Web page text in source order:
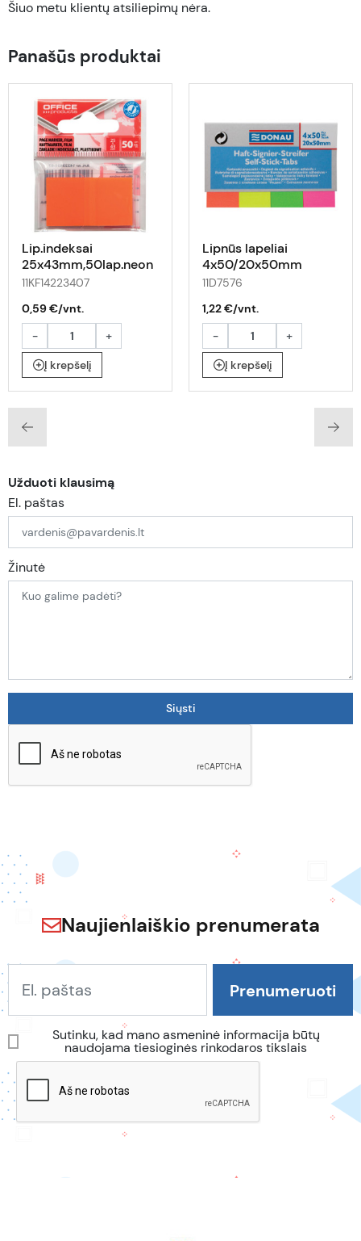
Šiuo metu klientų atsiliepimų nėra.
Panašūs produktai
Lip.indeksai
25x43mm,50lap.neon
or.OFFp*
11KF14223407
0,59 €/vnt.
-
+
Į krepšelį
Lipnūs lapeliai
4x50/20x50mm
11D7576
1,22 €/vnt.
-
+
Į krepšelį
Užduoti klausimą
El. paštas
Žinutė
Naujienlaiškio prenumerata
Sutinku, kad mano asmeninė informacija būtų
naudojama tiesioginės rinkodaros tikslais